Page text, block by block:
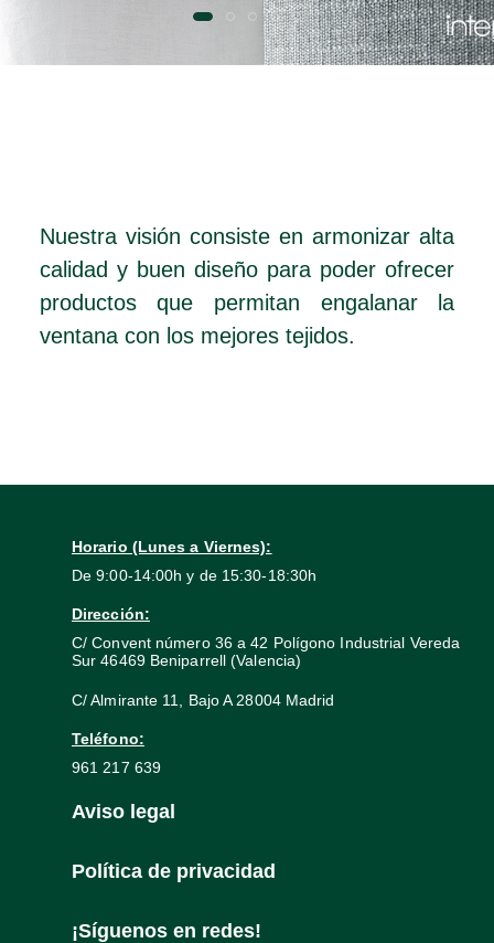
Nuestra visión consiste en armonizar alta
calidad y buen diseño para poder ofrecer
productos que permitan engalanar la
ventana con los mejores tejidos.
Horario (Lunes a Viernes):
De 9:00-14:00h y de 15:30-18:30h
Dirección:
C/ Convent número 36 a 42 Polígono Industrial Vereda
Sur 46469 Beniparrell (Valencia)
C/ Almirante 11, Bajo A 28004 Madrid
Teléfono:
961 217 639
Aviso legal
Política de privacidad
¡Síguenos en redes!